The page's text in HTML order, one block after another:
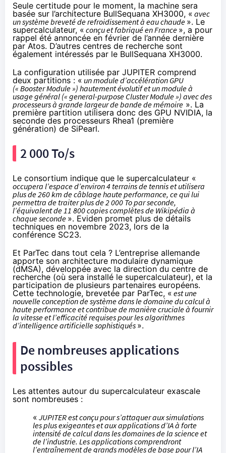
Seule certitude pour le moment, la machine sera
basée sur l’architecture BullSequana XH3000, « avec
un système breveté de refroidissement à eau chaude ». Le
supercalculateur, « conçu et fabriqué en France », a pour
rappel été annoncée en février de l’année dernière
par Atos. D’autres centres de recherche sont
également intéressés par le BullSequana XH3000.
La configuration utilisée par JUPITER comprend
deux partitions : « un module d’accélération GPU
(« Booster Module ») hautement évolutif et un module à
usage général (« general-purpose Cluster Module ») avec des
processeurs à grande largeur de bande de mémoire ». La
première partition utilisera donc des GPU NVIDIA, la
seconde des processeurs Rhea1 (première
génération) de SiPearl.
2 000 To/s
Le consortium indique que le supercalculateur «
occupera l’espace d’environ 4 terrains de tennis et utilisera
plus de 260 km de câblage haute performance, ce qui lui
permettra de traiter plus de 2 000 To par seconde,
l’équivalent de 11 800 copies complètes de Wikipédia à
chaque seconde ». Eviden promet plus de détails
techniques en novembre 2023, lors de la
conférence SC23.
Et ParTec dans tout cela ? L’entreprise allemande
apporte son architecture modulaire dynamique
(dMSA), développée avec la direction du centre de
recherche (où sera installé le supercalculateur), et la
participation de plusieurs partenaires européens.
Cette technologie, brevetée par ParTec, « est une
nouvelle conception de système dans le domaine du calcul à
haute performance et contribue de manière cruciale à fournir
la vitesse et l’efficacité requises pour les algorithmes
d’intelligence artificielle sophistiqués ».
De nombreuses applications
possibles
Les attentes autour du supercalculateur exascale
sont nombreuses :
« JUPITER est conçu pour s’attaquer aux simulations
les plus exigeantes et aux applications d’IA à forte
intensité de calcul dans les domaines de la science et
de l’industrie. Les applications comprendront
l’entraînement de grands modèles de base pour l’IA